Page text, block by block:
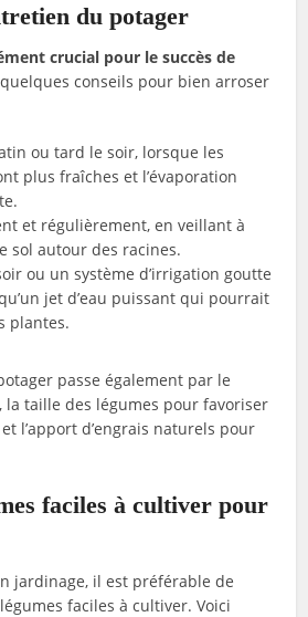
du potager
crucial pour le succès de
conseils pour bien arroser
ou tard le soir, lorsque les
plus fraîches et l’évaporation
et régulièrement, en veillant à
sol autour des racines.
ou un système d’irrigation goutte
jet d’eau puissant qui pourrait
plantes.
passe également par le
la taille des légumes pour favoriser
l’apport d’engrais naturels pour
faciles à cultiver pour
jardinage, il est préférable de
faciles à cultiver. Voici